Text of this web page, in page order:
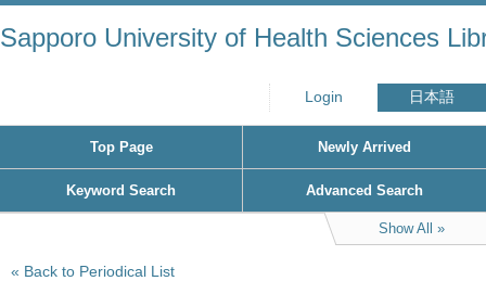
Sapporo University of Health Sciences
Login 日本語
Top Page Newly Arrived
Keyword Search Advanced Search
Show All
Back to Periodical List